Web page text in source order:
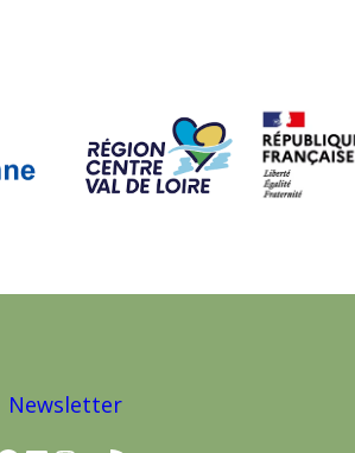
Newsletter